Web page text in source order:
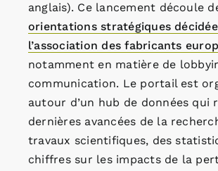
anglais). Ce lancement découle
orientations stratégiques
l’association des fabricants
notamment en matière de
communication. Le portail est
autour d’un hub de données qui
dernières avancées de la
travaux scientifiques, des
chiffres sur les impacts de la